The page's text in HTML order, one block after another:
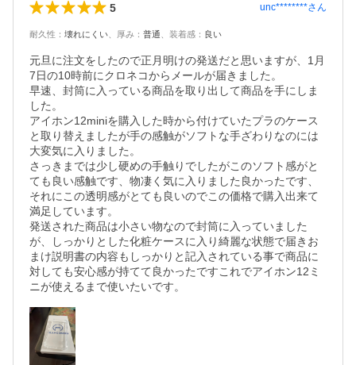
5 unc********さん
耐久性 ： 壊れにくい 厚み ： 普通 装着感 ： 良い
元旦に注文をしたので正月明けの発送だと思いますが、1月
7日の10時前にクロネコからメールが届きました。
早速、封筒に入っている商品を取り出して商品を手にしま
した。
アイホン12miniを購入した時から付けていたプラのケース
と取り替えましたが手の感触がソフトな手ざわりなのには
大変気に入りました。
さっきまでは少し硬めの手触りでしたがこのソフト感がと
ても良い感触です、物凄く気に入りました良かったです、
それにこの透明感がとても良いのでこの価格で購入出来て
満足しています。
発送された商品は小さい物なので封筒に入っていました
が、しっかりとした化粧ケースに入り綺麗な状態で届きお
まけ説明書の内容もしっかりと記入されている事で商品に
対しても安心感が持てて良かったですこれでアイホン12ミ
ニが使えるまで使いたいです。